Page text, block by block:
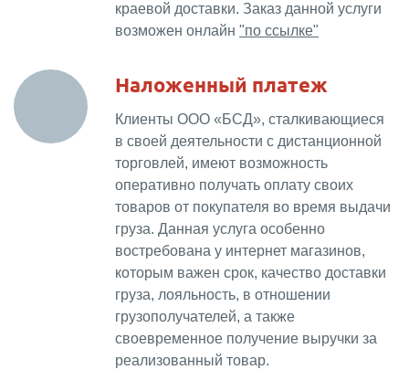
краевой доставки. Заказ данной услуги
возможен онлайн "по ссылке"
Наложенный платеж
Клиенты ООО «БСД», сталкивающиеся
в своей деятельности с дистанционной
торговлей, имеют возможность
оперативно получать оплату своих
товаров от покупателя во время выдачи
груза. Данная услуга особенно
востребована у интернет магазинов,
которым важен срок, качество доставки
груза, лояльность, в отношении
грузополучателей, а также
своевременное получение выручки за
реализованный товар.